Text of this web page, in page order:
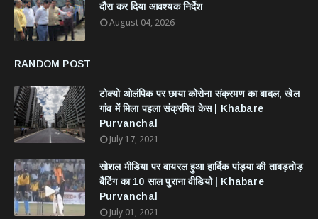
दौरा कर दिया आवश्यक निर्देश
August 04, 2026
RANDOM POST
टोक्यो ओलंपिक पर छाया कोरोना संक्रमण का बादल, खेल
गांव में मिला पहला संक्रमित केस | Khabare
Purvanchal
July 17, 2021
सोशल मीडिया पर वायरल हुआ हार्दिक पांड्या की ताबड़तोड़
बैटिंग का 10 साल पुराना वीडियो | Khabare
Purvanchal
July 01, 2021